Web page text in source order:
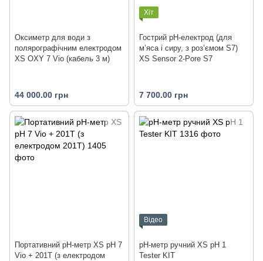
Оксиметр для води з
полярографічним електродом
XS OXY 7 Vio (кабель 3 м)
44 000.00 грн
Хіт
Гострий pH-електрод (для
м’яса і сиру, з роз’ємом S7)
XS Sensor 2-Pore S7
7 700.00 грн
Портативний pH-метр XS pH 7
Vio + 201T (з електродом
Відео
pH-метр ручний XS pH 1
Tester KIT